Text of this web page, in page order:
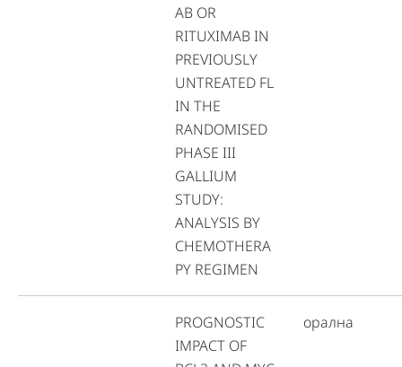
AB OR
RITUXIMAB IN
PREVIOUSLY
UNTREATED FL
IN THE
RANDOMISED
PHASE III
GALLIUM
STUDY:
ANALYSIS BY
CHEMOTHERA
PY REGIMEN
PROGNOSTIC
IMPACT OF
орална